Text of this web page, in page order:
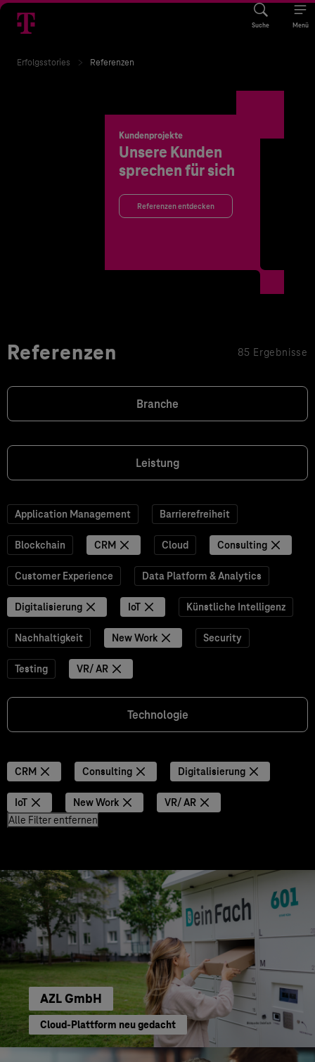
Suche Menü
Erfolgsstories Referenzen
Kundenprojekte
Unsere Kunden
sprechen für sich
Referenzen entdecken
Referenzen 85 Ergebnisse
Branche
Leistung
Application Management Barrierefreiheit
Blockchain CRM Cloud Consulting
Customer Experience Data Platform & Analytics
Digitalisierung IoT Künstliche Intelligenz
Nachhaltigkeit New Work Security
Testing VR/ AR
Technologie
CRM Consulting Digitalisierung
IoT New Work
VR/ AR
Alle Filter entfernen
AZL GmbH
Cloud-Plattform neu gedacht